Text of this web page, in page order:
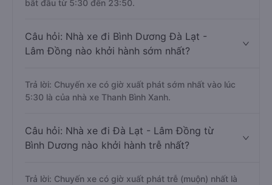
bắt đầu từ 5:30 đến 23:50.
Câu hỏi: Nhà xe đi Bình Dương Đà Lạt -
Lâm Đồng nào khởi hành sớm nhất?
Trả lời: Chuyến xe có giờ xuất phát sớm nhất vào lúc
5:30 là của nhà xe Thanh Bình Xanh.
Câu hỏi: Nhà xe đi Đà Lạt - Lâm Đồng từ
Bình Dương nào khởi hành trễ nhất?
Trả lời: Chuyến xe có giờ xuất phát trễ (muộn) nhất là